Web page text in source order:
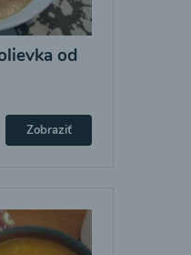
od
Zobraziť